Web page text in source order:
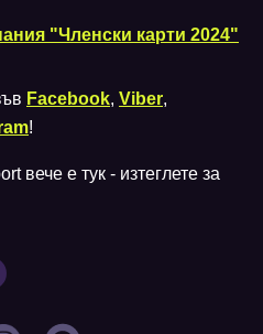
"Членски карти 2024"
Facebook, Viber,
!
вече е тук - изтеглете за